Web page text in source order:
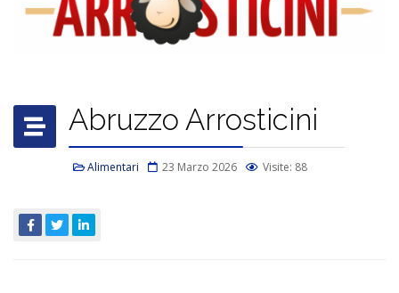
Abruzzo Arrosticini
Alimentari 23 Marzo 2026 Visite: 88